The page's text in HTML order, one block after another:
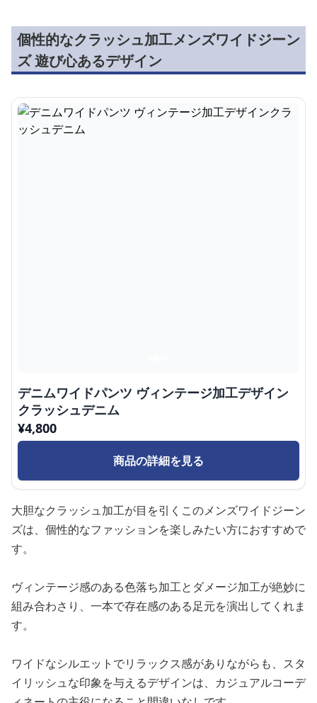
ーンズとして、デイリーローテーションに加えたい一本で
す。
シンプルなトップスと合わせるだけでサマになる頼れるア
イテムです。
デニムワイドパンツ ヴィンテージ加工デザイン
クラッシュデニム
¥4,800
商品の詳細を見る
大胆なクラッシュ加工が目を引くこのメンズワイドジーン
す。